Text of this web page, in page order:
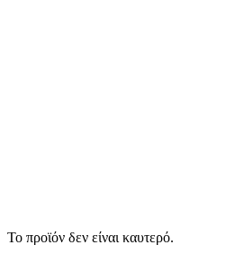
Το προϊόν δεν είναι καυτερό.